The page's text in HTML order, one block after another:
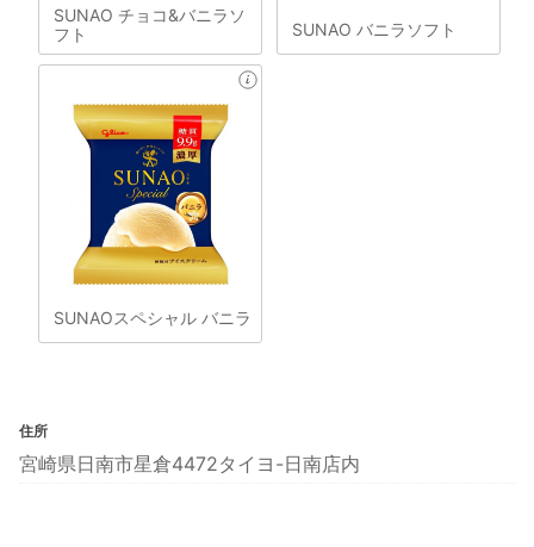
SUNAO チョコ&バニラソ
フト
SUNAO バニラソフト
SUNAOスペシャル バニラ
住所
宮崎県日南市星倉4472タイヨ-日南店内